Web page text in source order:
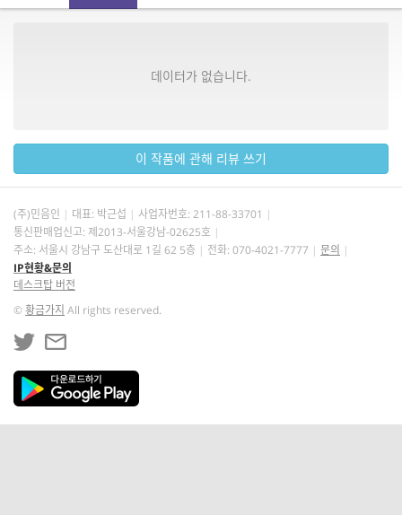
데이터가 없습니다.
이 작품에 관해 리뷰 쓰기
(주)민음인 대표: 박근섭 사업자번호: 211-88-33701
통신판매업신고: 제2013-서울강남-02625호
주소: 서울시 강남구 도산대로 1길 62 5층
전화: 070-4021-7777
문의
IP현황&문의
데스크탑 버전
©황금가지 All rights reserved.